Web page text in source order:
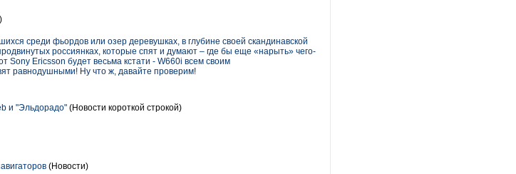
среди фьордов или озер деревушках, в глубине своей скандинавской
россиянках, которые спят и думают – где бы еще «нарыть» чего-
Sony Ericsson будет весьма кстати - W660i всем своим
равнодушными! Ну что ж, давайте проверим!
и "Эльдорадо" (Новости короткой строкой)
(Новости)